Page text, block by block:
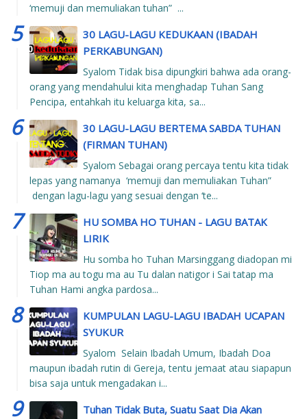
‘memuji dan memuliakan tuhan” ...
30 LAGU-LAGU KEDUKAAN (IBADAH
PERKABUNGAN)
Syalom Tidak bisa dipungkiri bahwa ada orang-
orang yang mendahului kita menghadap Tuhan Sang
Pencipa, entahkah itu keluarga kita, sa...
30 LAGU-LAGU BERTEMA SABDA TUHAN
(FIRMAN TUHAN)
Syalom Sebagai orang percaya tentu kita tidak
lepas yang namanya ‘memuji dan memuliakan Tuhan”
dengan lagu-lagu yang sesuai dengan ‘te...
HU SOMBA HO TUHAN - LAGU BATAK
LIRIK
Hu somba ho Tuhan Marsinggang diadopan mi
Tiop ma au togu ma au Tu dalan natigor i Sai tatap ma
Tuhan Hami angka pardosa...
KUMPULAN LAGU-LAGU IBADAH UCAPAN
SYUKUR
Syalom Selain Ibadah Umum, Ibadah Doa
maupun ibadah rutin di Gereja, tentu jemaat atau siapapun
bisa saja untuk mengadakan i...
Tuhan Tidak Buta, Suatu Saat Dia Akan